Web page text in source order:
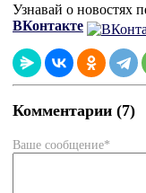
Узнавай о новостях
ВКонтакте
Комментарии (7)
Ваше сообщение*